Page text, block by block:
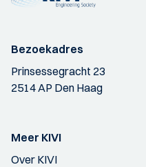
Bezoekadres
Prinsessegracht 23
2514 AP Den Haag
Meer KIVI
Over KIVI